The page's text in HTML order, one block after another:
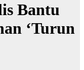
Bantu
‘Turun